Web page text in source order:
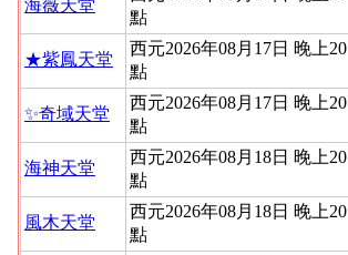
海薇天堂
點
★紫鳳天堂
西元2026年08月17日 晚上20
點
✨奇域天堂
西元2026年08月17日 晚上20
點
海神天堂
西元2026年08月18日 晚上20
點
風木天堂
西元2026年08月18日 晚上20
點